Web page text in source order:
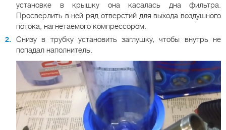
установке в крышку она касалась дна фильтра.
Просверлить в ней ряд отверстий для выхода воздушного
потока, нагнетаемого компрессором.
Снизу в трубку установить заглушку, чтобы внутрь не
попадал наполнитель.